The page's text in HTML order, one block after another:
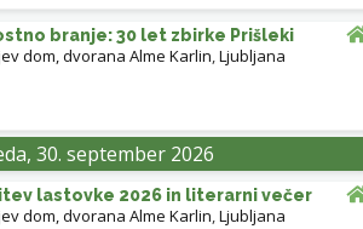
branje: 30 let zbirke Prišleki
dom, dvorana Alme Karlin,Ljubljana
30. september 2026
lastovke 2026 in literarni večer
dom, dvorana Alme Karlin,Ljubljana